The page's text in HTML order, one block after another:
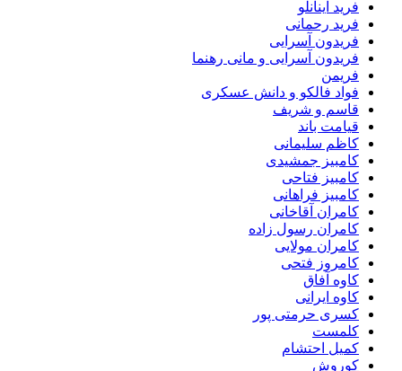
فرید اینانلو
فرید رحمانی
فریدون آسرایی
فریدون آسرایی و مانی رهنما
فریمن
فواد فالکو و دانش عسکری
قاسم و شریف
قیامت باند
کاظم سلیمانی
کامبیز جمشیدی
کامبیز فتاحی
کامبیز فراهانی
کامران آقاخانی
کامران رسول زاده
کامران مولایی
کامروز فتحی
کاوه آفاق
کاوه ایرانی
کسری حرمتی پور
کلمست
کمیل احتشام
کوروش